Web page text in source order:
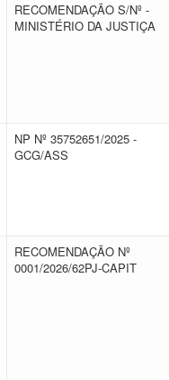
RECOMENDAÇÃO S/Nº -
MINISTÉRIO DA JUSTIÇA
NP Nº 35752651/2025 -
GCG/ASS
RECOMENDAÇÃO Nº
0001/2026/62PJ-CAPIT